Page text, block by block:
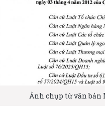
Ảnh chụp từ văn bản